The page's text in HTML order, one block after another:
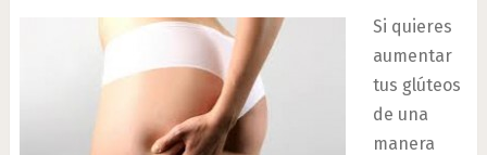
Si quieres
aumentar
tus glúteos
de una
manera